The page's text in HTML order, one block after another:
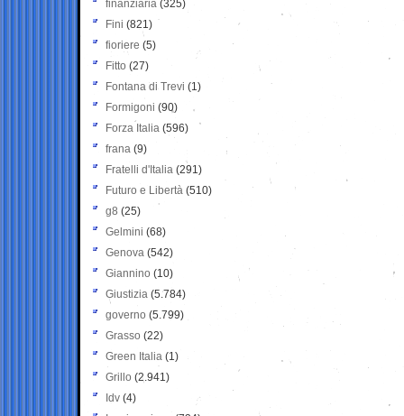
finanziaria (325)
Fini (821)
fioriere (5)
Fitto (27)
Fontana di Trevi (1)
Formigoni (90)
Forza Italia (596)
frana (9)
Fratelli d'Italia (291)
Futuro e Libertà (510)
g8 (25)
Gelmini (68)
Genova (542)
Giannino (10)
Giustizia (5.784)
governo (5.799)
Grasso (22)
Green Italia (1)
Grillo (2.941)
Idv (4)